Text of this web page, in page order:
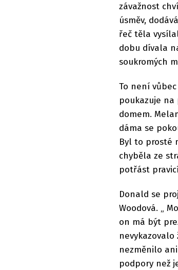
závažnost
úsměv,
řeč těla
dobu dívala
soukromých
To není
poukazuje
domem.
dáma se
Byl to prosté
chyběla ze
potřást
Donald se
Woodová. „
on má být
nezměnilo
podpory než